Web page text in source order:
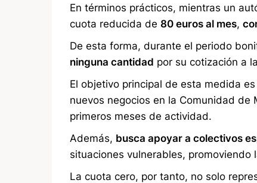
En términos prácticos, mientras un
cuota reducida de 80 euros al mes,
De esta forma, durante el periodo
ninguna cantidad por su cotización a
El objetivo principal de esta medida es
nuevos negocios en la Comunidad
primeros meses de actividad.
Además, busca apoyar a colectivos
situaciones vulnerables,
La cuota cero, por tanto, no solo